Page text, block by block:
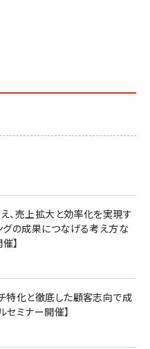
、売上拡大と効率化を実現す
グの成果につなげる考え方な
】
特化と徹底した顧客志向で成
ミナー開催】